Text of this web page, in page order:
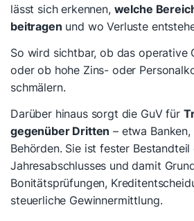
lässt sich erkennen, welche
beitragen und wo Verluste
So wird sichtbar, ob das operative
oder ob hohe Zins- oder
schmälern.
Darüber hinaus sorgt die GuV für
gegenüber Dritten – etwa
Behörden. Sie ist fester Bestandteil
Jahresabschlusses und damit
Bonitätsprüfungen,
steuerliche Gewinnermittlung.